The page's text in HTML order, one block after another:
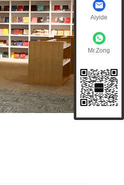
Aiyide
Mr.Zong